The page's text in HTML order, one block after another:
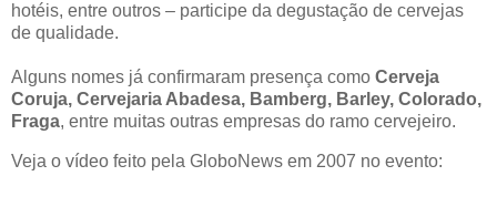
hotéis, entre outros – participe da degustação de cervejas
de qualidade.
Alguns nomes já confirmaram presença como Cerveja
Coruja, Cervejaria Abadesa, Bamberg, Barley, Colorado,
Fraga, entre muitas outras empresas do ramo cervejeiro.
Veja o vídeo feito pela GloboNews em 2007 no evento: